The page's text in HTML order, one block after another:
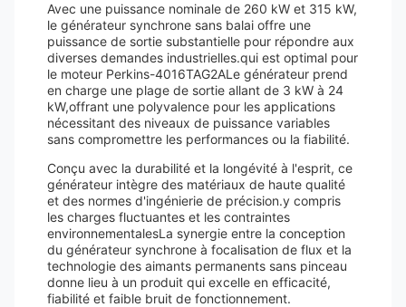
Avec une puissance nominale de 260 kW et 315 kW,
le générateur synchrone sans balai offre une
puissance de sortie substantielle pour répondre aux
diverses demandes industrielles.qui est optimal pour
le moteur Perkins-4016TAG2ALe générateur prend
en charge une plage de sortie allant de 3 kW à 24
kW,offrant une polyvalence pour les applications
nécessitant des niveaux de puissance variables
sans compromettre les performances ou la fiabilité.
Conçu avec la durabilité et la longévité à l'esprit, ce
générateur intègre des matériaux de haute qualité
et des normes d'ingénierie de précision.y compris
les charges fluctuantes et les contraintes
environnementalesLa synergie entre la conception
du générateur synchrone à focalisation de flux et la
technologie des aimants permanents sans pinceau
donne lieu à un produit qui excelle en efficacité,
fiabilité et faible bruit de fonctionnement.